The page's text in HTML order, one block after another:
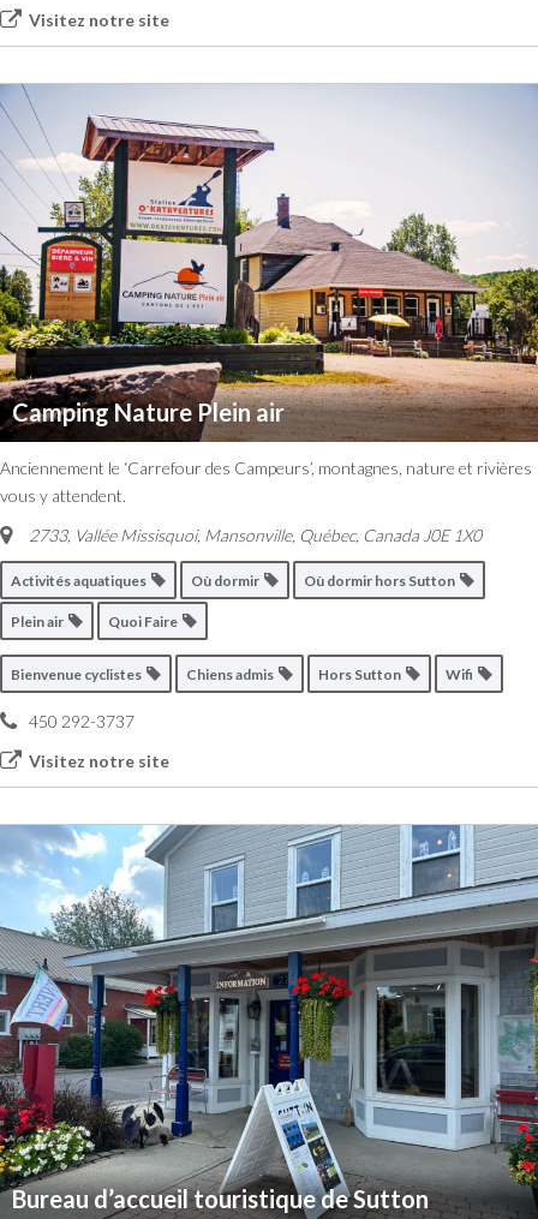
Visitez notre site
Camping Nature Plein air
Anciennement le ‘Carrefour des Campeurs’, montagnes, nature et rivières
vous y attendent.
2733, Vallée Missisquoi, Mansonville, Québec, Canada J0E 1X0
Activités aquatiques Où dormir Où dormir hors Sutton
Plein air Quoi Faire
Bienvenue cyclistes Chiens admis Hors Sutton Wifi
450 292-3737
Visitez notre site
Bureau d’accueil touristique de Sutton